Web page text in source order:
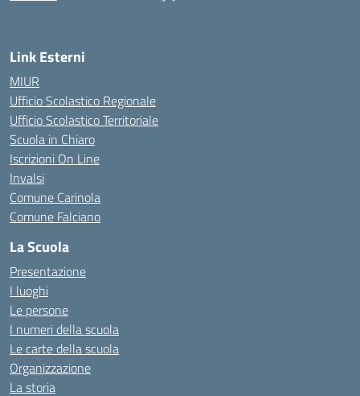
Link Esterni
MIUR
Ufficio Scolastico Regionale
Ufficio Scolastico Territoriale
Scuola in Chiaro
Iscrizioni On Line
Invalsi
Comune Carinola
Comune Falciano
La Scuola
Presentazione
I luoghi
Le persone
I numeri della scuola
Le carte della scuola
Organizzazione
La storia